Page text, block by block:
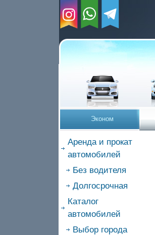
Эконом
Аренда и прокат
автомобилей
Без водителя
Долгосрочная
Каталог
автомобилей
Выбор города